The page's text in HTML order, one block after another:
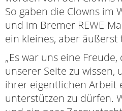
So gaben die Clowns im
und im Bremer REWE-
ein kleines, aber
„Es war uns eine
unserer Seite zu wissen,
ihrer eigentlichen Arbeit
unterstützen zu dürfen.